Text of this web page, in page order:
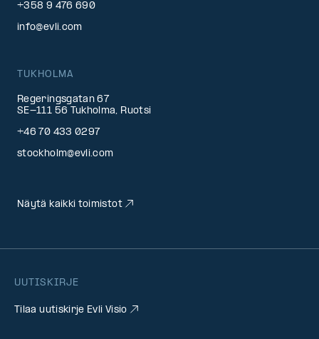
UUTISKIRJE
Tilaa uutiskirje Evli Visio
+358 9 476 690
info@evli.com
TUKHOLMA
Regeringsgatan 67
SE-111 56 Tukholma, Ruotsi
+46 70 433 0297
stockholm@evli.com
Näytä kaikki toimistot